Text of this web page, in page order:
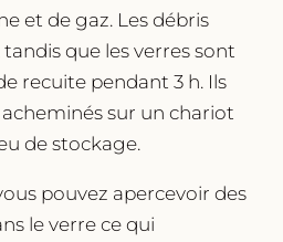
et de gaz. Les débris
que les verres sont
recuite pendant 3 h. Ils
sur un chariot
de stockage.
pouvez apercevoir des
le verre ce qui